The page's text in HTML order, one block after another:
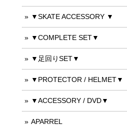
▼SKATE ACCESSORY ▼
▼COMPLETE SET▼
▼足回りSET▼
▼PROTECTOR / HELMET▼
▼ACCESSORY / DVD▼
APARREL